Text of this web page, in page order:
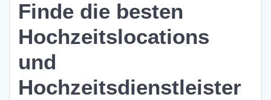
Finde die besten
Hochzeitslocations
und
Hochzeitsdienstleister